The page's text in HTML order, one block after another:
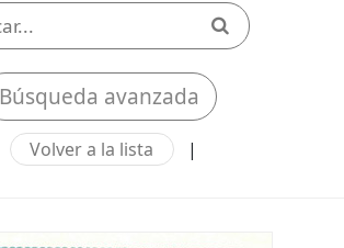
Búsqueda avanzada
Volver a la lista |